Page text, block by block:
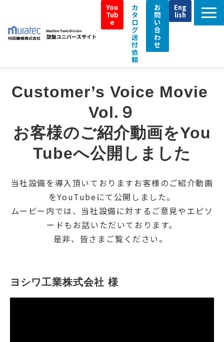
You
Tub
e
カ
タ
ロ
グ
送
付
依
頼
お
問
い
合
わ
せ
Eng
lish
ムラテックの強み
製品特長
即納機
導入事例／Customer Interview
アフターサポート
イベント情報
Customer’s Voice Movie
Vol.９
お客様のご紹介動画をYou
Tubeへ公開しました
当社設備を導入頂いておりますお客様のご紹介動画
をYouTubeにて公開しました。
ムービー内では、当社設備に対するご意見やエピソ
ードもお話いただいております。
是非、皆さまご覧ください。
ヨシワ工業株式会社 様